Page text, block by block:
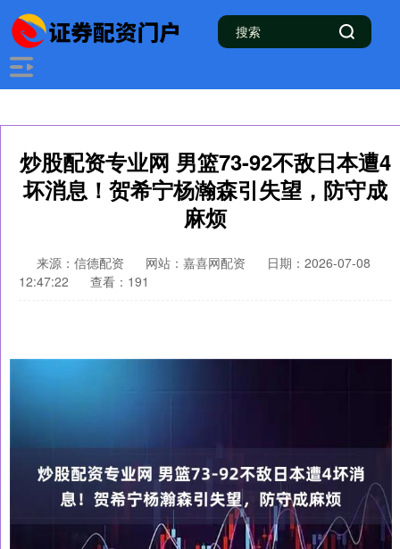
炒股配资专业网 男篮73-92不敌日本遭4
坏消息！贺希宁杨瀚森引失望，防守成
麻烦
来源：信德配资 网站：嘉喜网配资
日期：2026-07-08
12:47:22
查看：191